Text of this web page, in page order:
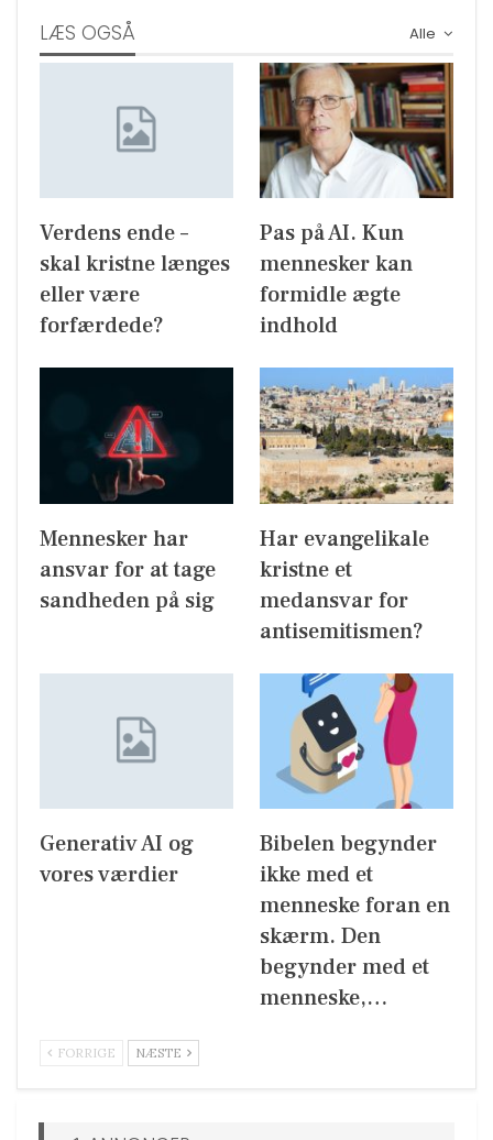
Alle
LÆS OGSÅ
Verdens ende –
skal kristne længes
eller være
forfærdede?
Pas på AI. Kun
mennesker kan
formidle ægte
indhold
Mennesker har
ansvar for at tage
sandheden på sig
Har evangelikale
kristne et
medansvar for
antisemitismen?
Generativ AI og
vores værdier
Bibelen begynder
ikke med et
menneske foran en
skærm. Den
begynder med et
menneske,…
FORRIGE NÆSTE